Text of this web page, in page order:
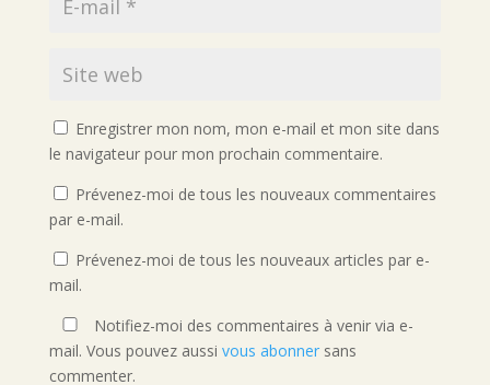
Enregistrer mon nom, mon e-mail et mon site dans
le navigateur pour mon prochain commentaire.
Prévenez-moi de tous les nouveaux commentaires
par e-mail.
Prévenez-moi de tous les nouveaux articles par e-
mail.
Notifiez-moi des commentaires à venir via e-
mail. Vous pouvez aussi vous abonnersans
commenter.